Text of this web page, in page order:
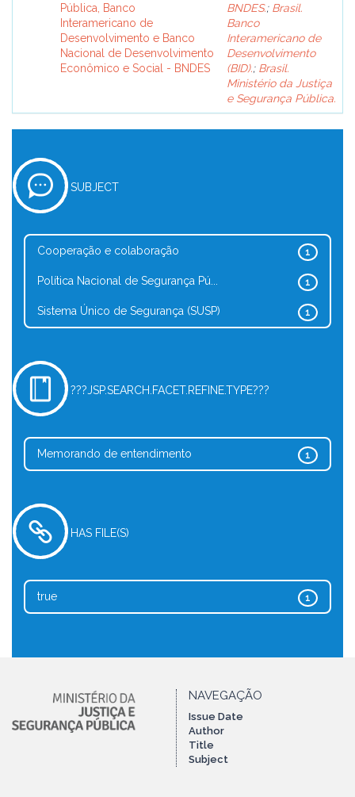
Pública, Banco
Interamericano de
Desenvolvimento e Banco
Nacional de Desenvolvimento
Econômico e Social - BNDES
BNDES.; Brasil.
Banco
Interamericano de
Desenvolvimento
(BID).; Brasil.
Ministério da Justiça
e Segurança Pública.
SUBJECT
1
Cooperação e colaboração
1
Política Nacional de Segurança Pú...
1
Sistema Único de Segurança (SUSP)
???JSP.SEARCH.FACET.REFINE.TYPE???
1
Memorando de entendimento
HAS FILE(S)
1
true
NAVEGAÇÃO
Issue Date
Author
Title
Subject